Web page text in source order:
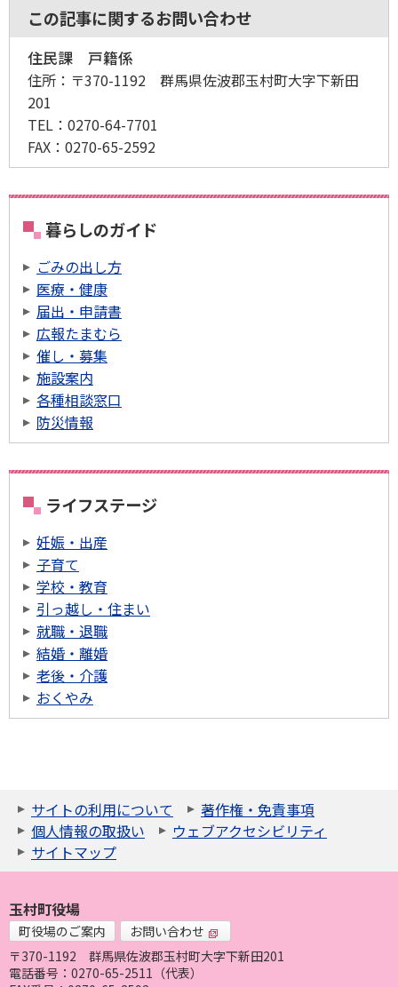
この記事に関するお問い合わせ
住民課 戸籍係
住所： 〒370-1192 群馬県佐波郡玉村町大字下新田
201
TEL： 0270-64-7701
FAX： 0270-65-2592
暮らしのガイド
ごみの出し方
医療・健康
届出・申請書
広報たまむら
催し・募集
施設案内
各種相談窓口
防災情報
ライフステージ
妊娠・出産
子育て
学校・教育
引っ越し・住まい
就職・退職
結婚・離婚
老後・介護
おくやみ
サイトの利用について
著作権・免責事項
個人情報の取扱い
ウェブアクセシビリティ
サイトマップ
玉村町役場
町役場のご案内
お問い合わせ
〒370-1192
群馬県佐波郡玉村町大字下新田201
電話番号：0270-65-2511（代表）